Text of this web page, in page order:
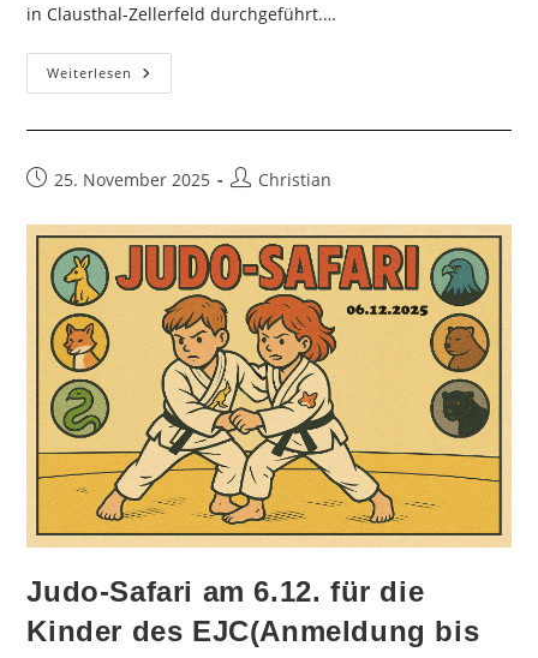
in Clausthal-Zellerfeld durchgeführt.…
Weiterlesen Winterfreizeit
In
Beitrag25. November 2025
Beitrags-
Christian
Judo-Safari am 6.12. für die
Kinder des EJC(Anmeldung bis